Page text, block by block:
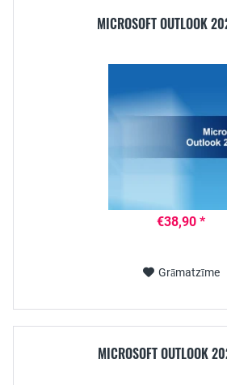
MICROSOFT OUTLOOK
€38,90 *
Grāmatzīme
MICROSOFT OUTLOOK